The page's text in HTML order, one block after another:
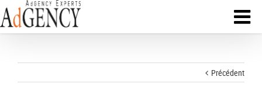
Précédent